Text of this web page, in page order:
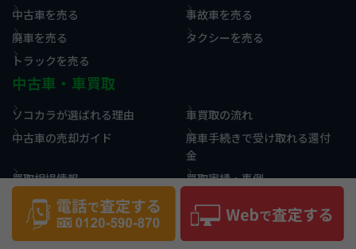
中古車を売る
事故車を売る
廃車を売る
タクシーを売る
トラックを売る
中古車・車買取
ソコカラが選ばれる理由
車買取の流れ
中古車の売却ガイド
廃車手続きで受け取れる還付
金
買取相場情報
買取実績・事例
お役立ち情報
コラム 用語集